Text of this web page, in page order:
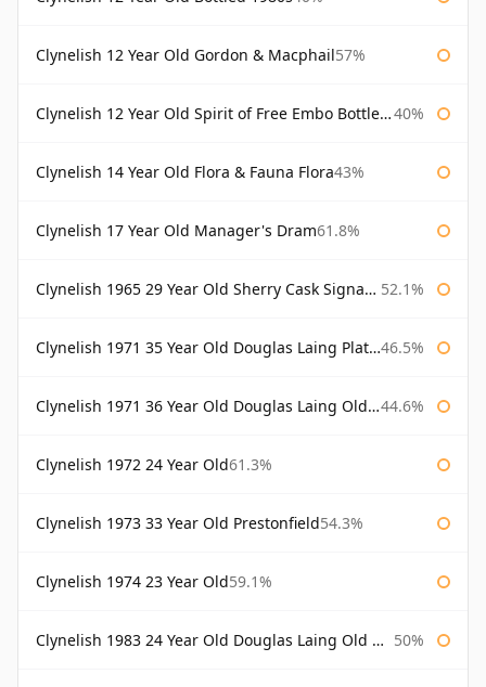
Clynelish 12 Year Old Gordon & Macphail57%
Clynelish 12 Year Old Spirit of Free Embo Bottled 1988 40%
Clynelish 14 Year Old Flora & Fauna Flora43%
Clynelish 17 Year Old Manager's Dram61.8%
Clynelish 1965 29 Year Old Sherry Cask Signatory 52.1%
Clynelish 1971 35 Year Old Douglas Laing Platinum Selection 46.5%
Clynelish 1971 36 Year Old Douglas Laing Old Malt Cask 44.6%
Clynelish 1972 24 Year Old61.3%
Clynelish 1973 33 Year Old Prestonfield54.3%
Clynelish 1974 23 Year Old59.1%
Clynelish 1983 24 Year Old Douglas Laing Old Malt Cask 50%